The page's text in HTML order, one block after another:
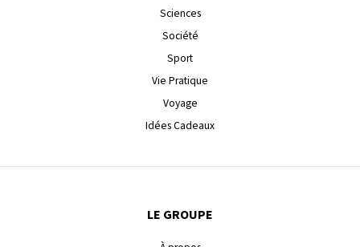
Sciences
Société
Sport
Vie Pratique
Voyage
Idées Cadeaux
LE GROUPE